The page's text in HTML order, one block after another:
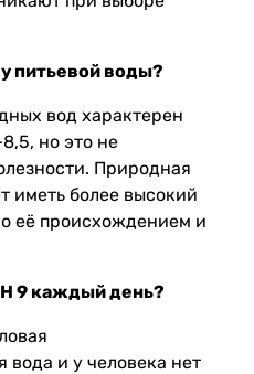
питьевой воды?
вод характерен
но это не
Природная
иметь более высокий
её происхождением и
9 каждый день?
вода и у человека нет